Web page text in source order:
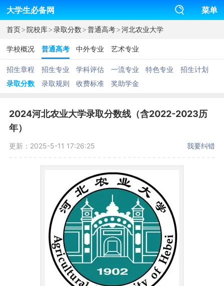
大学生必备网 菜单
首页>院校库>录取分数>普通高考>河北农业大学
学校概况 普通高考 中外专业 艺术专业
招生章程 招生专业 学科评估 一流专业 特色专业
招生计划
录取分数
录取规则 收费标准 奖助学金
2024河北农业大学录取分数线（含2022-2023历
年）
更新：2025-5-11 17:26:25 我要纠错